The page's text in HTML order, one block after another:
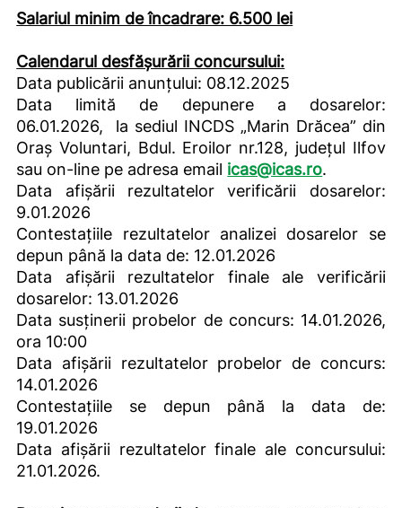
Salariul minim de încadrare: 6.500 lei
Calendarul desfășurării concursului:
Data publicării anunțului: 08.12.2025
Data limită de depunere a dosarelor:
06.01.2026, la sediul INCDS „Marin Drăcea” din
Oraș Voluntari, Bdul. Eroilor nr.128, județul Ilfov
sau on-line pe adresa email icas@icas.ro.
Data afișării rezultatelor verificării dosarelor:
9.01.2026
Contestațiile rezultatelor analizei dosarelor se
depun până la data de: 12.01.2026
Data afișării rezultatelor finale ale verificării
dosarelor: 13.01.2026
Data susținerii probelor de concurs: 14.01.2026,
ora 10:00
Data afișării rezultatelor probelor de concurs:
14.01.2026
Contestațiile se depun până la data de:
19.01.2026
Data afișării rezultatelor finale ale concursului:
21.01.2026.